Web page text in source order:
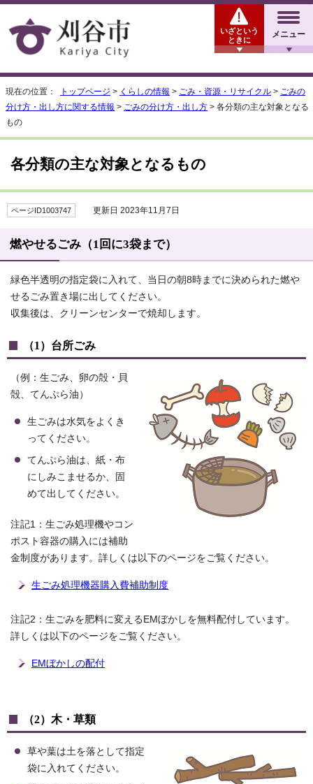
メニュー
いざという
ときに
現在の位置： トップページ > くらしの情報 > ごみ・資源・リサイクル > ごみの
分け方・出し方に関する情報 > ごみの分け方・出し方 > 各分類の主な対象となる
もの
各分類の主な対象となるもの
ページID1003747 更新日 2023年11月7日
燃やせるごみ（1回に3袋まで）
緑色半透明の指定袋に入れて、当日の朝8時までに決められた燃や
せるごみ置き場に出してください。
収集後は、クリーンセンターで焼却します。
（1）台所ごみ
（例：生ごみ、卵の殻・貝
殻、てんぷら油）
生ごみは水気をよくき
ってください。
てんぷら油は、紙・布
にしみこませるか、固
めて出してください。
注記1：生ごみ処理機やコン
ポスト容器の購入には補助
金制度があります。詳しくは以下のページをご覧ください。
生ごみ処理機器購入費補助制度
注記2：生ごみを肥料に変えるEMぼかしを無料配付しています。
詳しくは以下のページをご覧ください。
EMぼかしの配付
（2）木・草類
草や葉は土を落として指定
袋に入れてください。